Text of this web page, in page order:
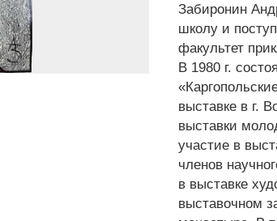
Забиронин
школу и
факультет
В 1980 г.
выставке в г.
выставки
участие в
членов
в выставке
выставочном